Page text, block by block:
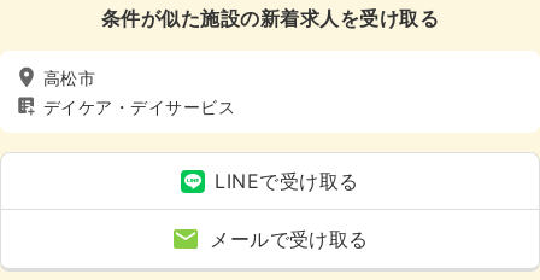
条件が似た施設の新着求人を受け取る
高松市
デイケア・デイサービス
LINEで受け取る
メールで受け取る